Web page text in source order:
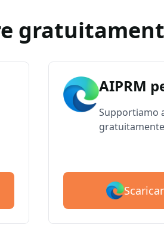
AIPRM
Supportiamo